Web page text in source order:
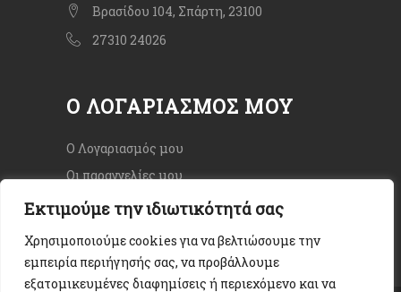
Εκτιμούμε την ιδιωτικότητά σας
Χρησιμοποιούμε cookies για να βελτιώσουμε την
εμπειρία περιήγησής σας, να προβάλλουμε
εξατομικευμένες διαφημίσεις ή περιεχόμενο και να
Βρασίδου 104, Σπάρτη, 23100
27310 24026
Ο ΛΟΓΑΡΙΑΣΜΌΣ ΜΟΥ
Ο Λογαριασμός μου
Οι παραγγελίες μου